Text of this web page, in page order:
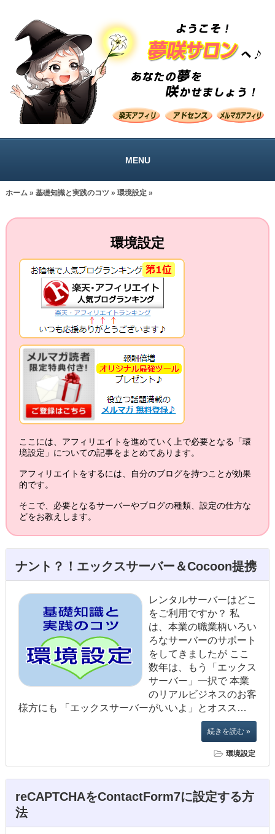
MENU
ホーム» 基礎知識と実践のコツ » 環境設定»
環境設定
ここには、アフィリエイトを進めていく上で必要となる「環
境設定」についての記事をまとめてあります。
アフィリエイトをするには、自分のブログを持つことが効果
的です。
そこで、必要となるサーバーやブログの種類、設定の仕方な
どをお教えします。
ナント？！エックスサーバー＆Cocoon提携
レンタルサーバーはどこ
をご利用ですか？ 私
は、本業の職業柄いろい
ろなサーバーのサポート
をしてきましたが ここ
数年は、もう「エックス
サーバー」一択で 本業
のリアルビジネスのお客
様方にも 「エックスサーバーがいいよ」とオスス…
続きを読む »
環境設定
reCAPTCHAをContactForm7に設定する方
法